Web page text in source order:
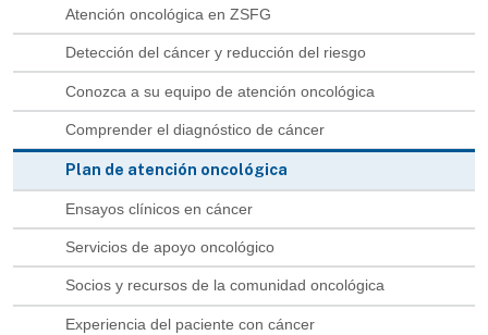
Atención oncológica en ZSFG
Detección del cáncer y reducción del riesgo
Conozca a su equipo de atención oncológica
Comprender el diagnóstico de cáncer
Plan de atención oncológica
Ensayos clínicos en cáncer
Servicios de apoyo oncológico
Socios y recursos de la comunidad oncológica
Experiencia del paciente con cáncer